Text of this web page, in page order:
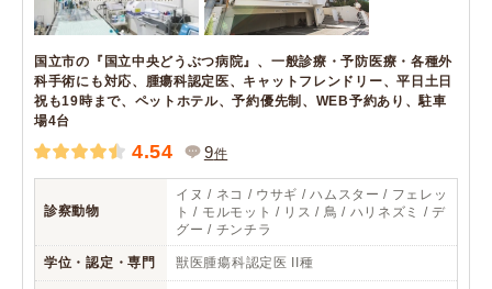
国立市の『国立中央どうぶつ病院』、一般診療・予防医療・各種外
科手術にも対応、腫瘍科認定医、キャットフレンドリー、平日土日
祝も19時まで、ペットホテル、予約優先制、WEB予約あり、駐車
場4台
4.54 9件
診察動物
イヌ / ネコ / ウサギ / ハムスター / フェレッ
ト / モルモット / リス / 鳥 / ハリネズミ / デ
グー / チンチラ
学位・認定・専門 獣医腫瘍科認定医 II種